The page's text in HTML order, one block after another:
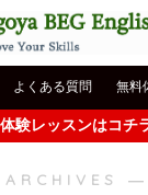
よくある質問 無料
験レッスンはコチ
―